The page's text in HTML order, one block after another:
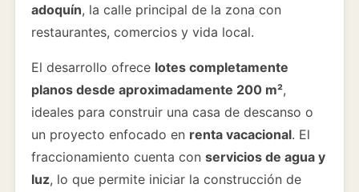
adoquín, la calle principal de la zona con
restaurantes, comercios y vida local.
El desarrollo ofrece lotes completamente
planos desde aproximadamente 200 m²,
ideales para construir una casa de descanso o
un proyecto enfocado en renta vacacional. El
fraccionamiento cuenta con servicios de agua y
luz, lo que permite iniciar la construcción de